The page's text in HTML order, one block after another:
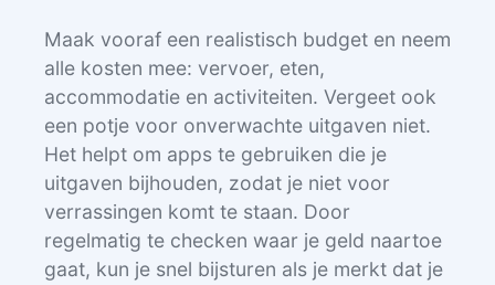
Maak vooraf een realistisch budget en neem
alle kosten mee: vervoer, eten,
accommodatie en activiteiten. Vergeet ook
een potje voor onverwachte uitgaven niet.
Het helpt om apps te gebruiken die je
uitgaven bijhouden, zodat je niet voor
verrassingen komt te staan. Door
regelmatig te checken waar je geld naartoe
gaat, kun je snel bijsturen als je merkt dat je